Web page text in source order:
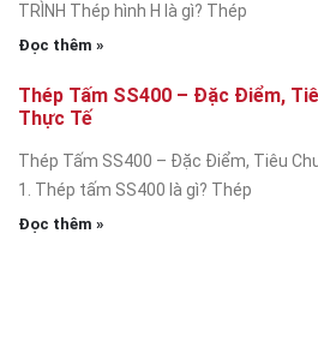
TRÌNH Thép hình H là gì? Thép
Đọc thêm »
Thép Tấm SS400 – Đặc Điểm,
Thực Tế
Thép Tấm SS400 – Đặc Điểm, Tiêu
1. Thép tấm SS400 là gì? Thép
Đọc thêm »